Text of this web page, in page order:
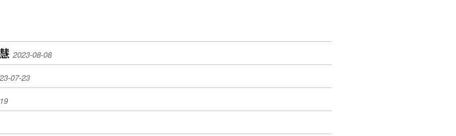
是快樂，還需要遠大的目標嗎？」他
終把每一天當成第一天，也當成最後
、全力以赴。走過35年職場歷程，
，如今選擇放下成就自己的執念，
人才，並於講座中特別邀請7位接班
與生命歷
從事風險顧問工作的佘淑真分享客戶
終有一天離開時，留給家人的應是
董事，並主持《名人書房》閱讀節目
。他感性地表示「閱讀是改變生命的
節目宗旨，更是自己跨越舒適圈，
家鄉土地與人文風情的願心。 在推
，詹慶齡走訪全台與離島的獨立書
兩段令她動容的生命故事：其一是淡
室」的鄭書婷，因大學時與外籍選
，驚覺自身對世界的無知，進而開啟
讀，他將書店視為安住心靈的避風
2023-08-08
07-23